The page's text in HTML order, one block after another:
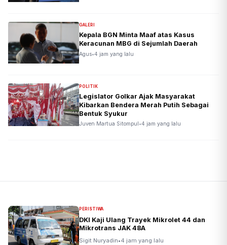
GALERI
Kepala BGN Minta Maaf atas Kasus
Keracunan MBG di Sejumlah Daerah
Agus•4 jam yang lalu
POLITIK
Legislator Golkar Ajak Masyarakat
Kibarkan Bendera Merah Putih Sebagai
Bentuk Syukur
Juven Martua Sitompul •4 jam yang lalu
PERISTIWA
DKI Kaji Ulang Trayek Mikrolet 44 dan
Mikrotrans JAK 48A
Sigit Nuryadin•4 jam yang lalu